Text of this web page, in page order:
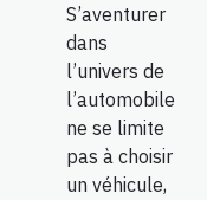
S’aventurer
dans
l’univers de
l’automobile
ne se limite
pas à choisir
un véhicule,